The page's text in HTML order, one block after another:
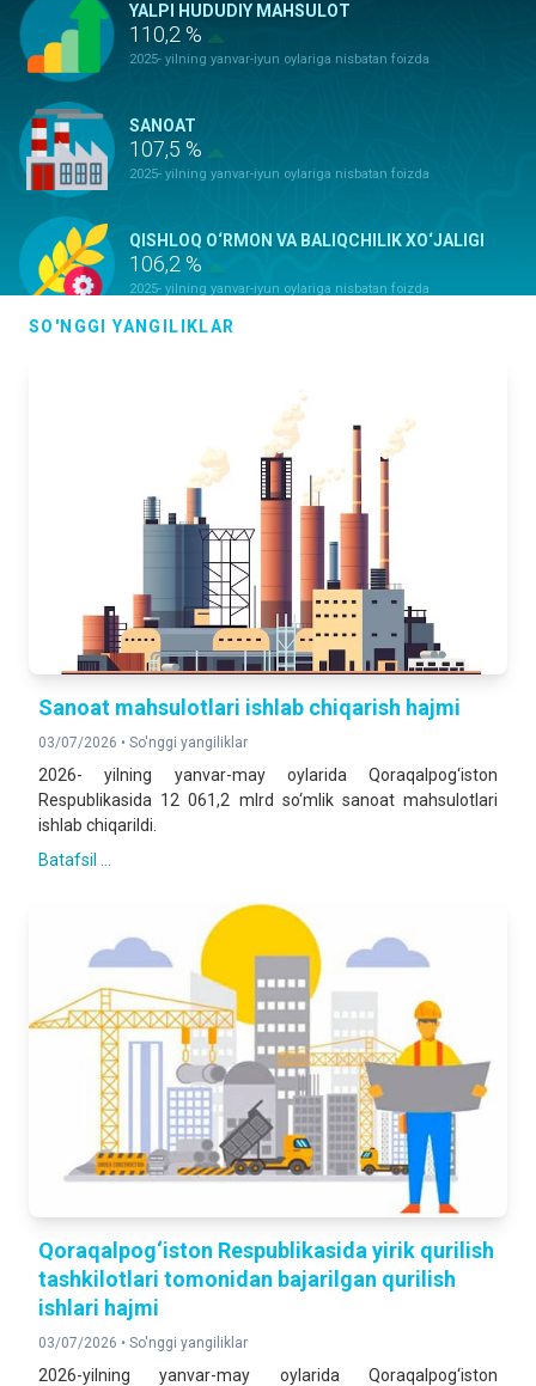
YALPI HUDUDIY MAHSULOT
110,2 %
2025- yilning yanvar-iyun oylariga nisbatan foizda
SANOAT
107,5 %
2025- yilning yanvar-iyun oylariga nisbatan foizda
QISHLOQ O‘RMON VA BALIQCHILIK XO‘JALIGI
106,2 %
2025- yilning yanvar-iyun oylariga nisbatan foizda
2025- yilning yanvar-iyun oylariga nisbatan foizda
QURILISH ISHLARI
142,9 %
2025- yilning yanvar-iyun oylariga nisbatan foizda
YUK AYLANMASI
104,7 %
2025- yilning yanvar-iyun oylariga nisbatan foizda
YO‘LOVCHI AYLANMASI
105,1 %
2025- yilning yanvar-iyun oylariga nisbatan foizda
CHAKANA TOVAR AYLANMASI
128,8 %
XIZMATLAR
116,4 %
2025- yilning yanvar-iyun oylariga nisbatan foizda
DOIMIY AHOLI SONI
2 061 488
2026- yil 1- iyul holatiga
SO'NGGI YANGILIKLAR
Sanoat mahsulotlari ishlab chiqarish hajmi
03/07/2026 • So'nggi yangiliklar
2026- yilning yanvar-may oylarida Qoraqalpog‘iston
Respublikasida 12 061,2 mlrd so‘mlik sanoat mahsulotlari
ishlab chiqarildi.
Batafsil ...
Qoraqalpog‘iston Respublikasida yirik qurilish
tashkilotlari tomonidan bajarilgan qurilish
ishlari hajmi
03/07/2026 • So'nggi yangiliklar
2026-yilning yanvar-may oylarida Qoraqalpog‘iston